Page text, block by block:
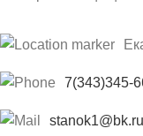
7(343)345-
stanok1@bk.ru